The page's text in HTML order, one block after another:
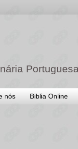
nós Biblia Online